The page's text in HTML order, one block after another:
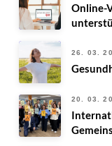
Online-
26. 03.
20. 03.